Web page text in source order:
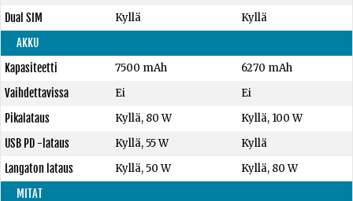
Dual SIM
Kyllä
Kyllä
AKKU
Kapasiteetti
7500 mAh
6270 mAh
Vaihdettavissa
Ei
Ei
Pikalataus
Kyllä, 80 W
Kyllä, 100 W
USB PD -lataus
Kyllä, 55 W
Kyllä
Langaton lataus
Kyllä, 50 W
Kyllä, 80 W
MITAT